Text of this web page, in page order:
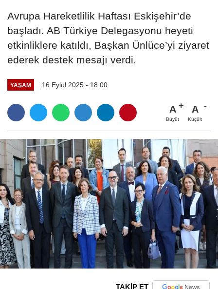
Avrupa Hareketlilik Haftası Eskişehir’de
başladı. AB Türkiye Delegasyonu heyeti
etkinliklere katıldı, Başkan Ünlüce’yi ziyaret
ederek destek mesajı verdi.
YAŞAM 16 Eylül 2025 - 18:00
A
Büyüt
A
Küçült
TAKİP ET